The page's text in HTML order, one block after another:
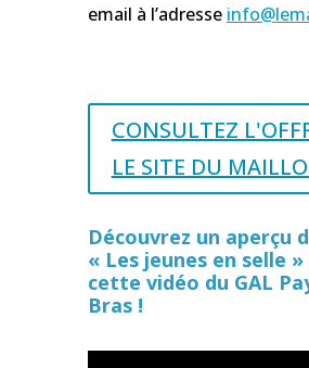
email à l’adresse
CONSULTEZ
LE SITE DU
Découvrez un aperçu
« Les jeunes en selle »
cette vidéo du GAL
Bras !